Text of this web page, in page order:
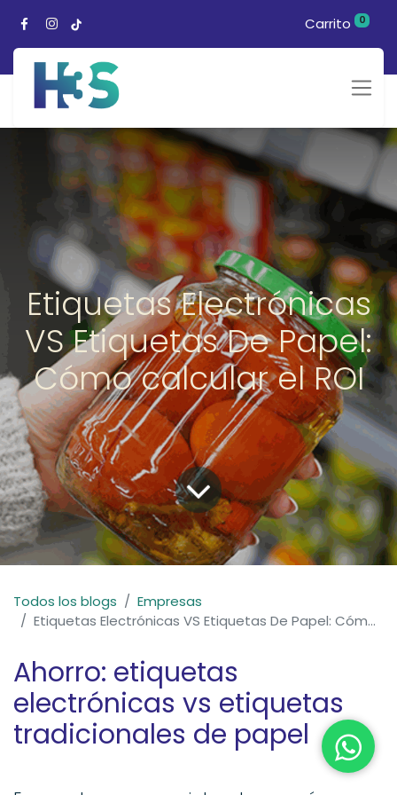
Carrito 0
Etiquetas Electrónicas
VS Etiquetas De Papel:
Cómo calcular el ROI
Todos los blogs
Empresas
Etiquetas Electrónicas VS Etiquetas De Papel: Cómo calcular el ROI
Ahorro: etiquetas
electrónicas vs etiquetas
tradicionales de papel